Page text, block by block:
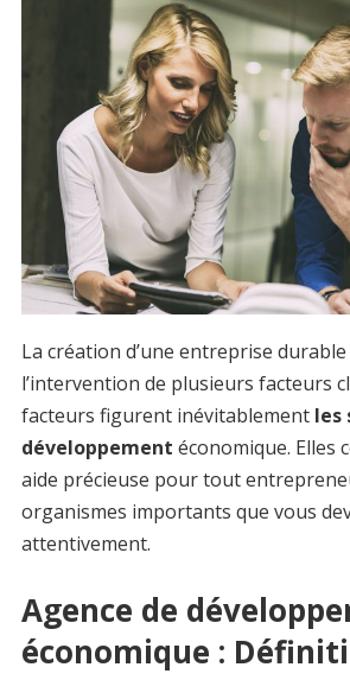
La création d’une entreprise
l’intervention de plusieurs facteurs
facteurs figurent inévitablement les
développement économique. Elles
aide précieuse pour tout
organismes importants que vous
attentivement.
Agence de
économique :